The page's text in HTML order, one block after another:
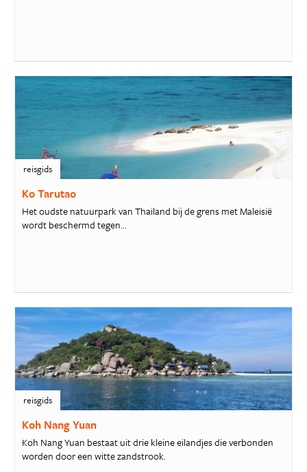
reisgids
Ko Tarutao
Het oudste natuurpark van Thailand bij de grens met Maleisië
wordt beschermd tegen...
reisgids
Koh Nang Yuan
Koh Nang Yuan bestaat uit drie kleine eilandjes die verbonden
worden door een witte zandstrook.